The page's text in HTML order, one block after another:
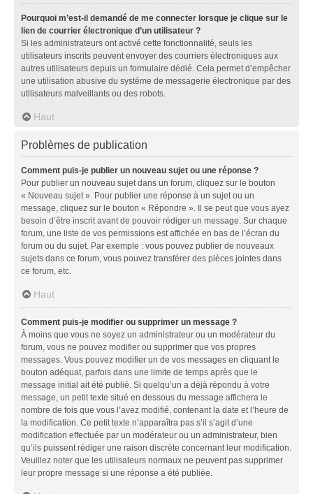
Pourquoi m’est-il demandé de me connecter lorsque je clique sur le
lien de courrier électronique d’un utilisateur ?
Si les administrateurs ont activé cette fonctionnalité, seuls les
utilisateurs inscrits peuvent envoyer des courriers électroniques aux
autres utilisateurs depuis un formulaire dédié. Cela permet d’empêcher
une utilisation abusive du système de messagerie électronique par des
utilisateurs malveillants ou des robots.
Haut
Problèmes de publication
Comment puis-je publier un nouveau sujet ou une réponse ?
Pour publier un nouveau sujet dans un forum, cliquez sur le bouton
« Nouveau sujet ». Pour publier une réponse à un sujet ou un
message, cliquez sur le bouton « Répondre ». Il se peut que vous ayez
besoin d’être inscrit avant de pouvoir rédiger un message. Sur chaque
forum, une liste de vos permissions est affichée en bas de l’écran du
forum ou du sujet. Par exemple : vous pouvez publier de nouveaux
sujets dans ce forum, vous pouvez transférer des pièces jointes dans
ce forum, etc.
Haut
Comment puis-je modifier ou supprimer un message ?
À moins que vous ne soyez un administrateur ou un modérateur du
forum, vous ne pouvez modifier ou supprimer que vos propres
messages. Vous pouvez modifier un de vos messages en cliquant le
bouton adéquat, parfois dans une limite de temps après que le
message initial ait été publié. Si quelqu’un a déjà répondu à votre
message, un petit texte situé en dessous du message affichera le
nombre de fois que vous l’avez modifié, contenant la date et l’heure de
la modification. Ce petit texte n’apparaîtra pas s’il s’agit d’une
modification effectuée par un modérateur ou un administrateur, bien
qu’ils puissent rédiger une raison discrète concernant leur modification.
Veuillez noter que les utilisateurs normaux ne peuvent pas supprimer
leur propre message si une réponse a été publiée.